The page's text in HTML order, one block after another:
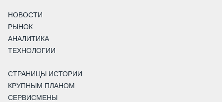
НОВОСТИ
РЫНОК
АНАЛИТИКА
ТЕХНОЛОГИИ
СТРАНИЦЫ ИСТОРИИ
КРУПНЫМ ПЛАНОМ
СЕРВИСМЕНЫ